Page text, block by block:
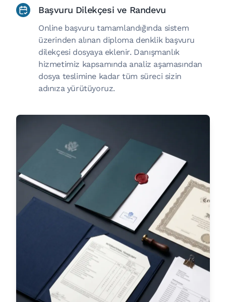
Başvuru Dilekçesi ve Randevu
Online başvuru tamamlandığında sistem
üzerinden alınan diploma denklik başvuru
dilekçesi dosyaya eklenir. Danışmanlık
hizmetimiz kapsamında analiz aşamasından
dosya teslimine kadar tüm süreci sizin
adınıza yürütüyoruz.